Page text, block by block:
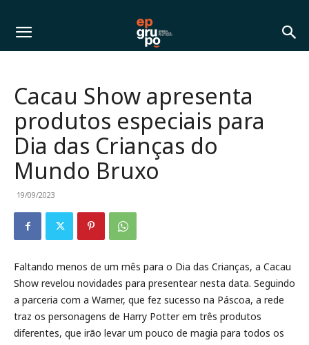
Cacau Show apresenta
produtos especiais para
Dia das Crianças do
Mundo Bruxo
19/09/2023
Faltando menos de um mês para o Dia das Crianças, a Cacau
Show revelou novidades para presentear nesta data. Seguindo
a parceria com a Warner, que fez sucesso na Páscoa, a rede
traz os personagens de Harry Potter em três produtos
diferentes, que irão levar um pouco de magia para todos os